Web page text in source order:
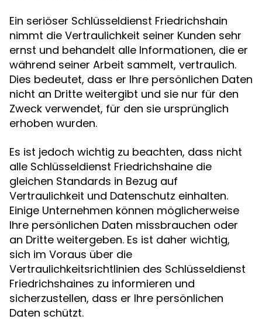
Ein seriöser Schlüsseldienst Friedrichshain
nimmt die Vertraulichkeit seiner Kunden sehr
ernst und behandelt alle Informationen, die er
während seiner Arbeit sammelt, vertraulich.
Dies bedeutet, dass er Ihre persönlichen Daten
nicht an Dritte weitergibt und sie nur für den
Zweck verwendet, für den sie ursprünglich
erhoben wurden.
Es ist jedoch wichtig zu beachten, dass nicht
alle Schlüsseldienst Friedrichshaine die
gleichen Standards in Bezug auf
Vertraulichkeit und Datenschutz einhalten.
Einige Unternehmen können möglicherweise
Ihre persönlichen Daten missbrauchen oder
an Dritte weitergeben. Es ist daher wichtig,
sich im Voraus über die
Vertraulichkeitsrichtlinien des Schlüsseldienst
Friedrichshaines zu informieren und
sicherzustellen, dass er Ihre persönlichen
Daten schützt.